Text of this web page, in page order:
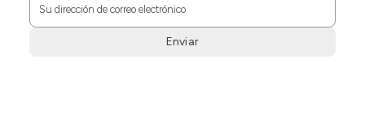
Su dirección de correo electrónico
Enviar